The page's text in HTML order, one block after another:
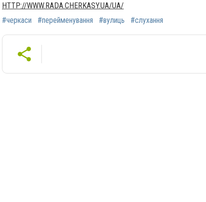
HTTP://WWW.RADA.CHERKASY.UA/UA/
#черкаси
#перейменування #вулиць #слухання